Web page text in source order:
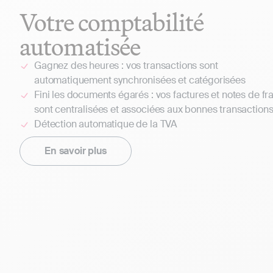
Votre comptabilité
automatisée
Gagnez des heures : vos transactions sont
automatiquement synchronisées et catégorisées
Fini les documents égarés : vos factures et notes de
sont centralisées et associées aux bonnes transactions
Détection automatique de la TVA
En savoir plus